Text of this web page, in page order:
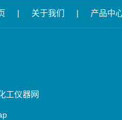
| 关于我们 | 产品中
工仪器网